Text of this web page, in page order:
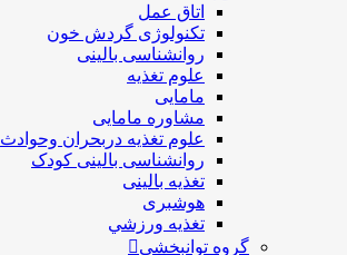
اتاق عمل
تکنولوژی گردش خون
روانشناسی بالینی
علوم تغذیه
مامایی
مشاوره مامایی
علوم تغذیه دربحران وحوادث
روانشناسی بالینی کودک
تغذیه بالینی
هوشبری
تغذيه ورزشي
گروه توانبخشی